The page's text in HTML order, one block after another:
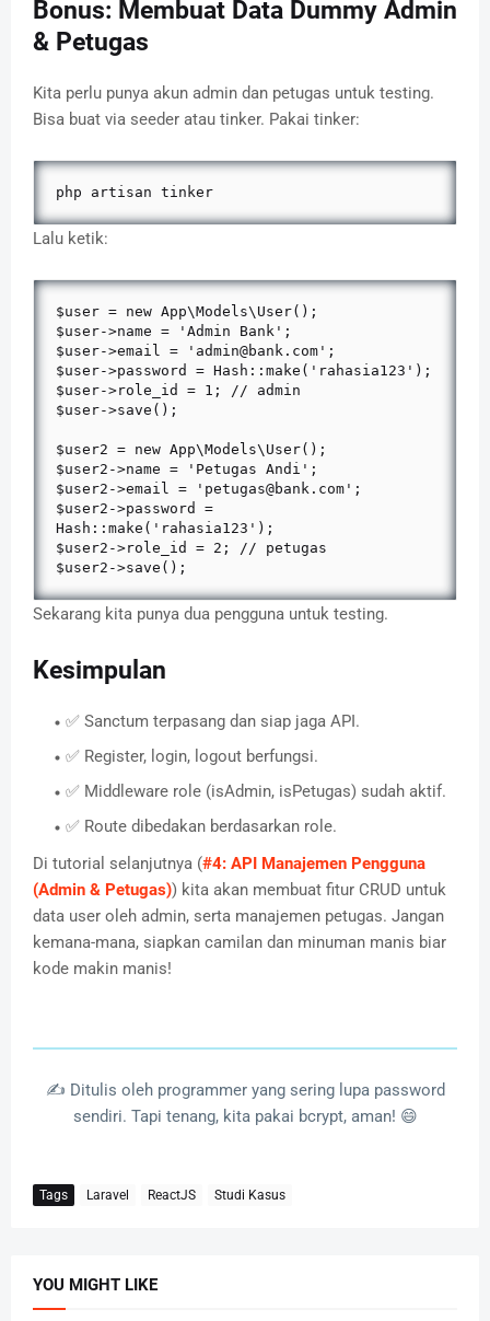
Bonus: Membuat Data Dummy Admin
& Petugas
Kita perlu punya akun admin dan petugas untuk testing.
Bisa buat via seeder atau tinker. Pakai tinker:
php artisan tinker
Lalu ketik:
$user = new App\Models\User();
$user->name = 'Admin Bank';
$user->email = 'admin@bank.com';
$user->password = Hash::make('rahasia123');
$user->role_id = 1; // admin
$user->save();
$user2 = new App\Models\User();
$user2->name = 'Petugas Andi';
$user2->email = 'petugas@bank.com';
$user2->password =
Hash::make('rahasia123');
$user2->role_id = 2; // petugas
$user2->save();
Sekarang kita punya dua pengguna untuk testing.
Kesimpulan
✅ Sanctum terpasang dan siap jaga API.
✅ Register, login, logout berfungsi.
✅ Middleware role (isAdmin, isPetugas) sudah aktif.
✅ Route dibedakan berdasarkan role.
Di tutorial selanjutnya (#4: API Manajemen Pengguna
(Admin & Petugas)) kita akan membuat fitur CRUD untuk
data user oleh admin, serta manajemen petugas. Jangan
kemana-mana, siapkan camilan dan minuman manis biar
kode makin manis!
✍️ Ditulis oleh programmer yang sering lupa password
sendiri. Tapi tenang, kita pakai bcrypt, aman! 😄
Tags Laravel ReactJS Studi Kasus
YOU MIGHT LIKE